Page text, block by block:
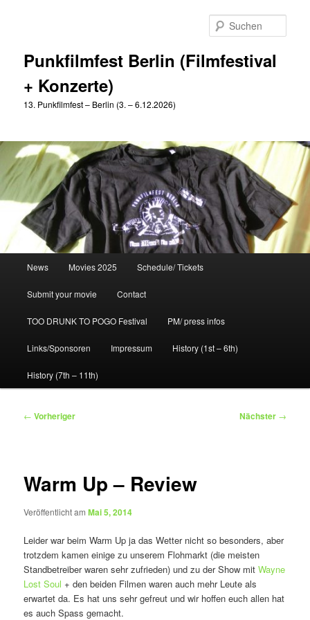
Punkfilmfest Berlin (Filmfestival
+ Konzerte)
13. Punkfilmfest – Berlin (3. – 6.12.2026)
News Movies 2025 Schedule/ Tickets
Submit your movie Contact
TOO DRUNK TO POGO Festival PM/ press infos
Links/Sponsoren Impressum History (1st – 6th)
History (7th – 11th)
Beitragsnavigation
← Vorheriger Nächster →
Warm Up – Review
Veröffentlicht amMai 5, 2014
Leider war beim Warm Up ja das Wetter nicht so besonders, aber
trotzdem kamen einige zu unserem Flohmarkt (die meisten
Standbetreiber waren sehr zufrieden) und zu der Show mitWayne
Lost Soul + den beiden Filmen waren auch mehr Leute als
erwartet da. Es hat uns sehr gefreut und wir hoffen euch allen hat
es auch Spass gemacht.